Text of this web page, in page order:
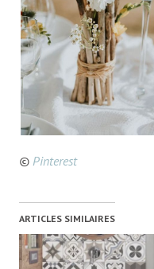
© Pinterest
ARTICLES SIMILAIRES